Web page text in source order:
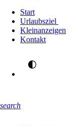
Start
Urlaubsziel
Kleinanzeigen
Kontakt
search